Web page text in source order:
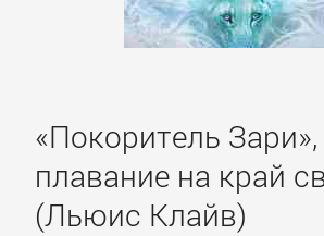
«Покоритель
плавание на край
(Льюис Клайв)
Присоединиться
Войти
Контакт